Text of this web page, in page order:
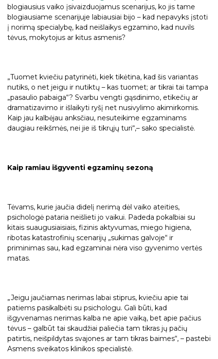
blogiausius vaiko įsivaizduojamus scenarijus, ko jis tame
blogiausiame scenarijuje labiausiai bijo – kad nepavyks įstoti
į norimą specialybę, kad neišlaikys egzamino, kad nuvils
tėvus, mokytojus ar kitus asmenis?
„Tuomet kviečiu patyrinėti, kiek tikėtina, kad šis variantas
nutiks, o net jeigu ir nutiktų – kas tuomet; ar tikrai tai tampa
„pasaulio pabaiga“? Svarbu vengti gąsdinimo, etikečių ar
dramatizavimo ir išlaikyti ryšį net nusivylimo akimirkomis.
Kaip jau kalbėjau anksčiau, nesuteikime egzaminams
daugiau reikšmės, nei jie iš tikrųjų turi“,– sako specialistė.
Kaip ramiau išgyventi egzaminų sezoną
Tėvams, kurie jaučia didelį nerimą dėl vaiko ateities,
psichologė pataria neišlieti jo vaikui. Padeda pokalbiai su
kitais suaugusiaisiais, fizinis aktyvumas, miego higiena,
ribotas katastrofinių scenarijų „sukimas galvoje“ ir
priminimas sau, kad egzaminai nėra viso gyvenimo vertės
matas.
„Jeigu jaučiamas nerimas labai stiprus, kviečiu apie tai
patiems pasikalbėti su psichologu. Gali būti, kad
išgyvenamas nerimas kalba ne apie vaiką, bet apie pačius
tėvus – galbūt tai skaudžiai paliečia tam tikras jų pačių
patirtis, neišpildytas svajones ar tam tikras baimes“, – pastebi
Asmens sveikatos klinikos specialistė.